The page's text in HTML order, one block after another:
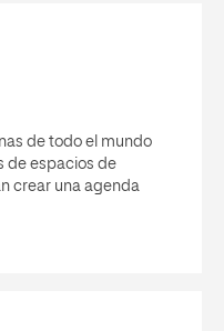
de todo el mundo
de espacios de
crear una agenda